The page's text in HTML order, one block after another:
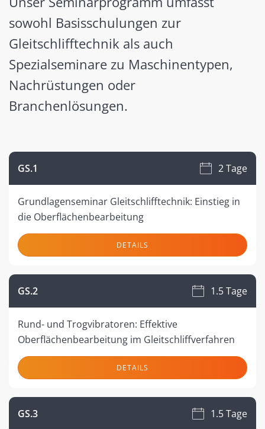
sowohl Basisschulungen zur
Gleitschlifftechnik als auch
Spezialseminare zu Maschinentypen,
Nachrüstungen oder
Branchenlösungen.
GS.1 2 Tage
Grundlagenseminar Gleitschlifftechnik: Einstieg in
die Oberflächenbearbeitung
DETAILS
GS.2 1.5 Tage
Rund- und Trogvibratoren: Effektive
Oberflächenbearbeitung im Gleitschliffverfahren
DETAILS
GS.3 1.5 Tage